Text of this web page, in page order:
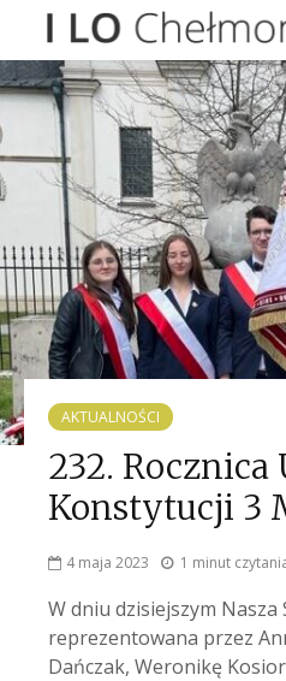
AKTUALNOŚCI
232. Rocznica
Konstytucji 3
4 maja 2023 1 minut
W dniu dzisiejszym Nasza
reprezentowana przez
Dańczak, Weronikę